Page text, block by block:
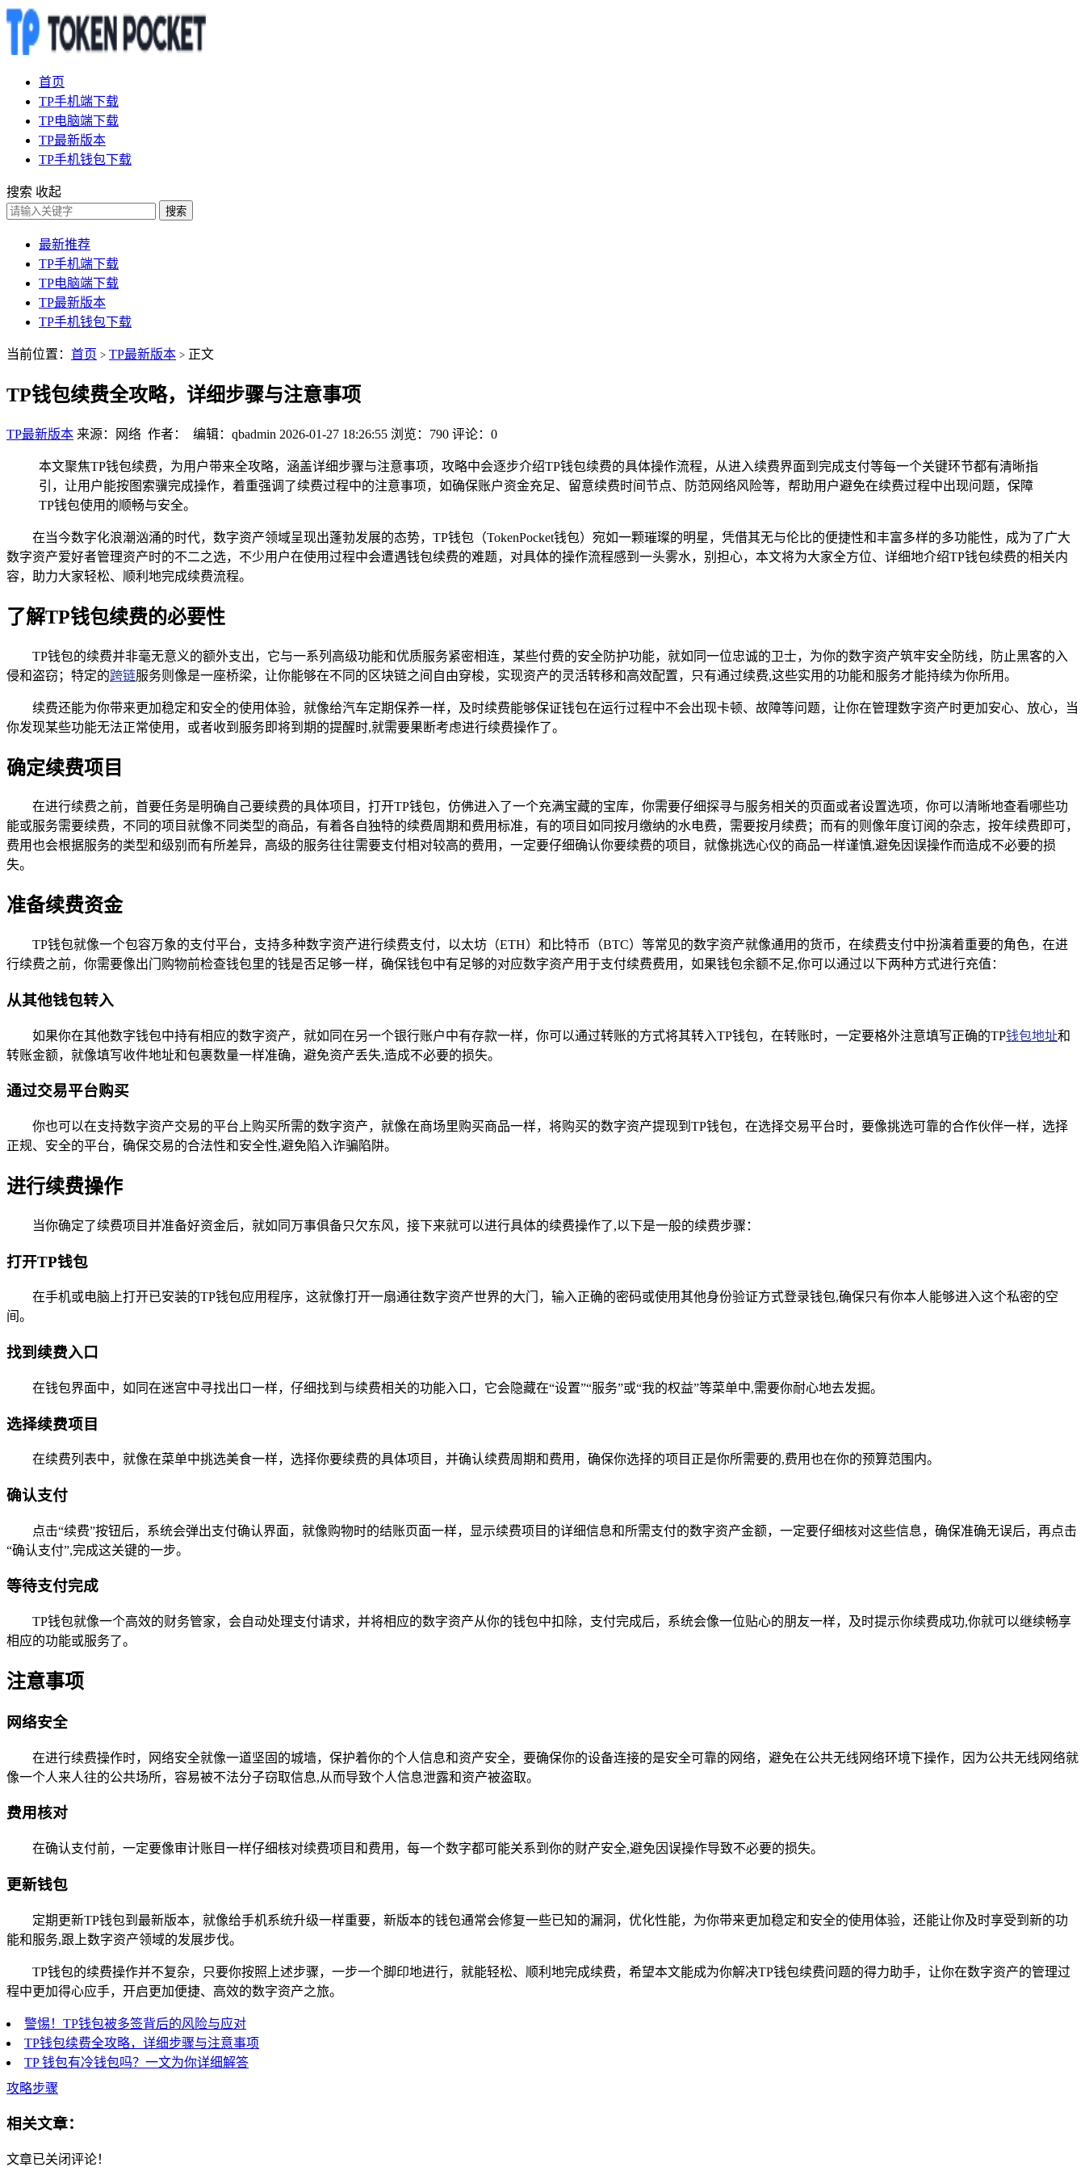
首页
TP手机端下载
TP电脑端下载
TP最新版本
TP手机钱包下载
搜索 收起
搜索
最新推荐
TP手机端下载
TP电脑端下载
TP最新版本
TP手机钱包下载
当前位置： 首页 > TP最新版本 > 正文
TP钱包续费全攻略，详细步骤与注意事项
TP最新版本 来源：网络 作者： 编辑：qbadmin 2026-01-27 18:26:55 浏览：790 评论：0
本文聚焦TP钱包续费，为用户带来全攻略，涵盖详细步骤与注意事项，攻略中会逐步介绍TP钱包续费的具体操作流程，从进入续费界面到完成支付等每一个关键环节都有清晰指
引，让用户能按图索骥完成操作，着重强调了续费过程中的注意事项，如确保账户资金充足、留意续费时间节点、防范网络风险等，帮助用户避免在续费过程中出现问题，保障
TP钱包使用的顺畅与安全。
在当今数字化浪潮汹涌的时代，数字资产领域呈现出蓬勃发展的态势，TP钱包（TokenPocket钱包）宛如一颗璀璨的明星，凭借其无与伦比的便捷性和丰富多样的多功能性，成为了广大
数字资产爱好者管理资产时的不二之选，不少用户在使用过程中会遭遇钱包续费的难题，对具体的操作流程感到一头雾水，别担心，本文将为大家全方位、详细地介绍TP钱包续费的相关内
容，助力大家轻松、顺利地完成续费流程。
了解TP钱包续费的必要性
TP钱包的续费并非毫无意义的额外支出，它与一系列高级功能和优质服务紧密相连，某些付费的安全防护功能，就如同一位忠诚的卫士，为你的数字资产筑牢安全防线，防止黑客的入
侵和盗窃；特定的跨链服务则像是一座桥梁，让你能够在不同的区块链之间自由穿梭，实现资产的灵活转移和高效配置，只有通过续费,这些实用的功能和服务才能持续为你所用。
续费还能为你带来更加稳定和安全的使用体验，就像给汽车定期保养一样，及时续费能够保证钱包在运行过程中不会出现卡顿、故障等问题，让你在管理数字资产时更加安心、放心，当
你发现某些功能无法正常使用，或者收到服务即将到期的提醒时,就需要果断考虑进行续费操作了。
确定续费项目
在进行续费之前，首要任务是明确自己要续费的具体项目，打开TP钱包，仿佛进入了一个充满宝藏的宝库，你需要仔细探寻与服务相关的页面或者设置选项，你可以清晰地查看哪些功
能或服务需要续费，不同的项目就像不同类型的商品，有着各自独特的续费周期和费用标准，有的项目如同按月缴纳的水电费，需要按月续费；而有的则像年度订阅的杂志，按年续费即可，
费用也会根据服务的类型和级别而有所差异，高级的服务往往需要支付相对较高的费用，一定要仔细确认你要续费的项目，就像挑选心仪的商品一样谨慎,避免因误操作而造成不必要的损
失。
准备续费资金
TP钱包就像一个包容万象的支付平台，支持多种数字资产进行续费支付，以太坊（ETH）和比特币（BTC）等常见的数字资产就像通用的货币，在续费支付中扮演着重要的角色，在进
行续费之前，你需要像出门购物前检查钱包里的钱是否足够一样，确保钱包中有足够的对应数字资产用于支付续费费用，如果钱包余额不足,你可以通过以下两种方式进行充值：
从其他钱包转入
如果你在其他数字钱包中持有相应的数字资产，就如同在另一个银行账户中有存款一样，你可以通过转账的方式将其转入TP钱包，在转账时，一定要格外注意填写正确的TP钱包地址和
转账金额，就像填写收件地址和包裹数量一样准确，避免资产丢失,造成不必要的损失。
通过交易平台购买
你也可以在支持数字资产交易的平台上购买所需的数字资产，就像在商场里购买商品一样，将购买的数字资产提现到TP钱包，在选择交易平台时，要像挑选可靠的合作伙伴一样，选择
正规、安全的平台，确保交易的合法性和安全性,避免陷入诈骗陷阱。
进行续费操作
当你确定了续费项目并准备好资金后，就如同万事俱备只欠东风，接下来就可以进行具体的续费操作了,以下是一般的续费步骤：
打开TP钱包
在手机或电脑上打开已安装的TP钱包应用程序，这就像打开一扇通往数字资产世界的大门，输入正确的密码或使用其他身份验证方式登录钱包,确保只有你本人能够进入这个私密的空
间。
找到续费入口
在钱包界面中，如同在迷宫中寻找出口一样，仔细找到与续费相关的功能入口，它会隐藏在“设置”“服务”或“我的权益”等菜单中,需要你耐心地去发掘。
选择续费项目
在续费列表中，就像在菜单中挑选美食一样，选择你要续费的具体项目，并确认续费周期和费用，确保你选择的项目正是你所需要的,费用也在你的预算范围内。
确认支付
点击“续费”按钮后，系统会弹出支付确认界面，就像购物时的结账页面一样，显示续费项目的详细信息和所需支付的数字资产金额，一定要仔细核对这些信息，确保准确无误后，再点击
“确认支付”,完成这关键的一步。
等待支付完成
TP钱包就像一个高效的财务管家，会自动处理支付请求，并将相应的数字资产从你的钱包中扣除，支付完成后，系统会像一位贴心的朋友一样，及时提示你续费成功,你就可以继续畅享
相应的功能或服务了。
注意事项
网络安全
在进行续费操作时，网络安全就像一道坚固的城墙，保护着你的个人信息和资产安全，要确保你的设备连接的是安全可靠的网络，避免在公共无线网络环境下操作，因为公共无线网络就
像一个人来人往的公共场所，容易被不法分子窃取信息,从而导致个人信息泄露和资产被盗取。
费用核对
在确认支付前，一定要像审计账目一样仔细核对续费项目和费用，每一个数字都可能关系到你的财产安全,避免因误操作导致不必要的损失。
更新钱包
定期更新TP钱包到最新版本，就像给手机系统升级一样重要，新版本的钱包通常会修复一些已知的漏洞，优化性能，为你带来更加稳定和安全的使用体验，还能让你及时享受到新的功
能和服务,跟上数字资产领域的发展步伐。
TP钱包的续费操作并不复杂，只要你按照上述步骤，一步一个脚印地进行，就能轻松、顺利地完成续费，希望本文能成为你解决TP钱包续费问题的得力助手，让你在数字资产的管理过
程中更加得心应手，开启更加便捷、高效的数字资产之旅。
警惕！TP钱包被多签背后的风险与应对
TP钱包续费全攻略，详细步骤与注意事项
TP 钱包有冷钱包吗？一文为你详细解答
攻略步骤
相关文章：
文章已关闭评论！